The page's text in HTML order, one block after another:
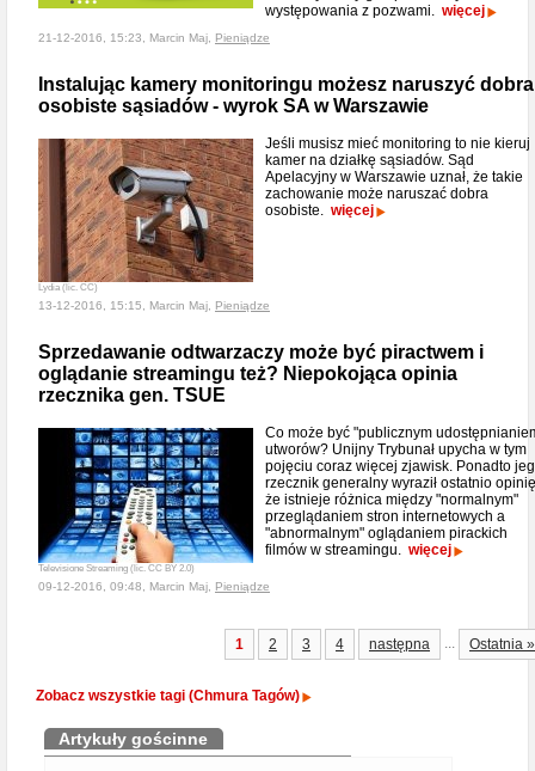
występowania z pozwami. więcej
21-12-2016, 15:23, Marcin Maj, Pieniądze
Instalując kamery monitoringu możesz naruszyć dobra
osobiste sąsiadów - wyrok SA w Warszawie
Lydia (lic. CC)
Jeśli musisz mieć monitoring to nie kieruj
kamer na działkę sąsiadów. Sąd
Apelacyjny w Warszawie uznał, że takie
zachowanie może naruszać dobra
osobiste. więcej
13-12-2016, 15:15, Marcin Maj, Pieniądze
Sprzedawanie odtwarzaczy może być piractwem i
oglądanie streamingu też? Niepokojąca opinia
rzecznika gen. TSUE
Televisione Streaming (lic. CC BY 2.0)
Co może być "publicznym
utworów? Unijny Trybunał upycha w tym
pojęciu coraz więcej zjawisk. Ponadto
rzecznik generalny wyraził ostatnio
że istnieje różnica między "normalnym"
przeglądaniem stron internetowych a
"abnormalnym" oglądaniem pirackich
filmów w streamingu. więcej
09-12-2016, 09:48, Marcin Maj, Pieniądze
1 2 3 4 następna ... Ostatnia »
Zobacz wszystkie tagi (Chmura Tagów)
Artykuły gościnne